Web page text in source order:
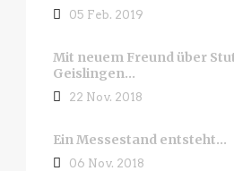
05 Feb. 2019
Mit neuem Freund über
Geislingen…
22 Nov. 2018
Ein Messestand entsteht…
06 Nov. 2018